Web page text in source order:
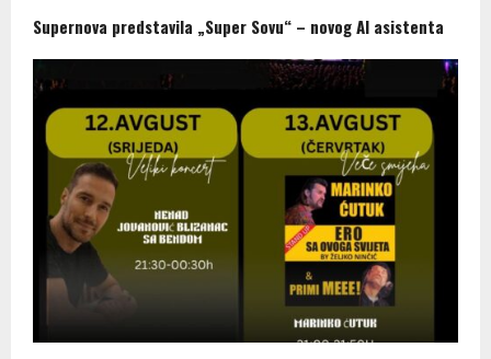
Supernova predstavila „Super Sovu“ – novog AI asistenta